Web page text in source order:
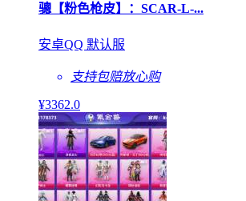
骢【粉色枪皮】：SCAR-L-...
安卓QQ 默认服
支持包赔放心购
¥3362.0